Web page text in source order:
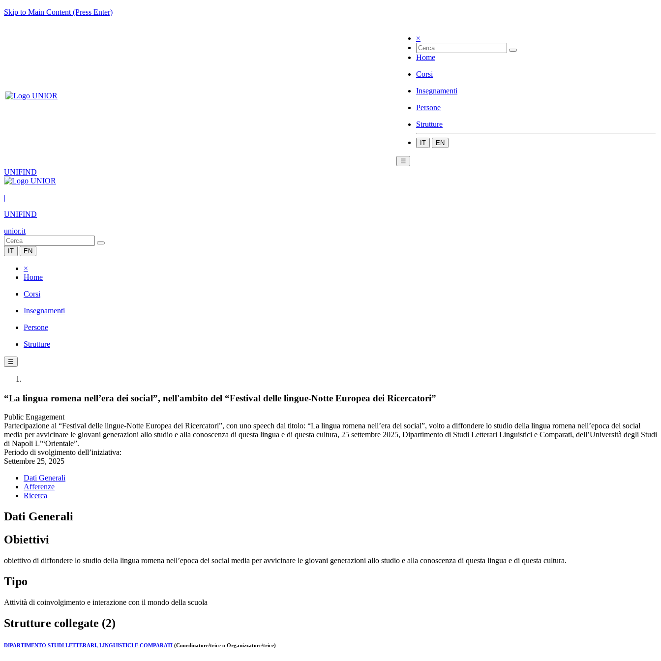
Skip to Main Content (Press Enter)
×
Home
Corsi
Insegnamenti
Persone
Strutture
IT EN
☰
UNIFIND
|
UNIFIND
unior.it
IT EN
×
Home
Corsi
Insegnamenti
Persone
Strutture
☰
“La lingua romena nell’era dei social”, nell'ambito del “Festival delle lingue-Notte Europea dei Ricercatori”
Public Engagement
Partecipazione al “Festival delle lingue-Notte Europea dei Ricercatori”, con uno speech dal titolo: “La lingua romena nell’era dei social”, volto a diffondere lo studio della lingua romena nell’epoca dei social
media per avvicinare le giovani generazioni allo studio e alla conoscenza di questa lingua e di questa cultura, 25 settembre 2025, Dipartimento di Studi Letterari Linguistici e Comparati, dell’Università degli Studi
di Napoli L’“Orientale”.
Periodo di svolgimento dell’iniziativa:
Settembre 25, 2025
Dati Generali
Afferenze
Ricerca
Dati Generali
Obiettivi
obiettivo di diffondere lo studio della lingua romena nell’epoca dei social media per avvicinare le giovani generazioni allo studio e alla conoscenza di questa lingua e di questa cultura.
Tipo
Attività di coinvolgimento e interazione con il mondo della scuola
Strutture collegate (2)
DIPARTIMENTO STUDI LETTERARI, LINGUISTICI E COMPARATI (Coordinatore/trice o Organizzatore/trice)